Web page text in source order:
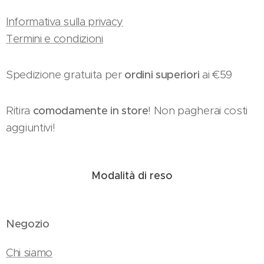
Informativa sulla privacy
Termini e condizioni
Spedizione gratuita perordini superiori ai €59
Ritira comodamente in store! Non pagherai costi
aggiuntivi!
Modalità di reso
Negozio
Chi siamo